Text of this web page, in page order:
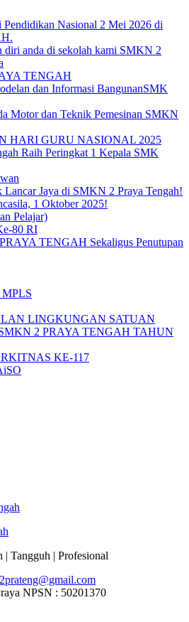
Pendidikan Nasional 2 Mei 2026 di
diri anda di sekolah kami SMKN 2
TENGAH
dan Informasi BangunanSMK
Motor dan Teknik Pemesinan SMKN
HARI GURU NASIONAL 2025
Raih Peringkat 1 Kepala SMK
Lancar Jaya di SMKN 2 Praya Tengah!
1 Oktober 2025!
Pelajar)
80 RI
TENGAH Sekaligus Penutupan
MPLS
LINGKUNGAN SATUAN
2 PRAYA TENGAH TAHUN
KE-117
Tangguh | Profesional
NPSN : 50201370